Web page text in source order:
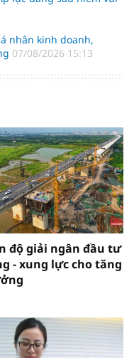
nhân kinh doanh,
07/08/2026 15:13
độ giải ngân đầu tư
- xung lực cho tăng